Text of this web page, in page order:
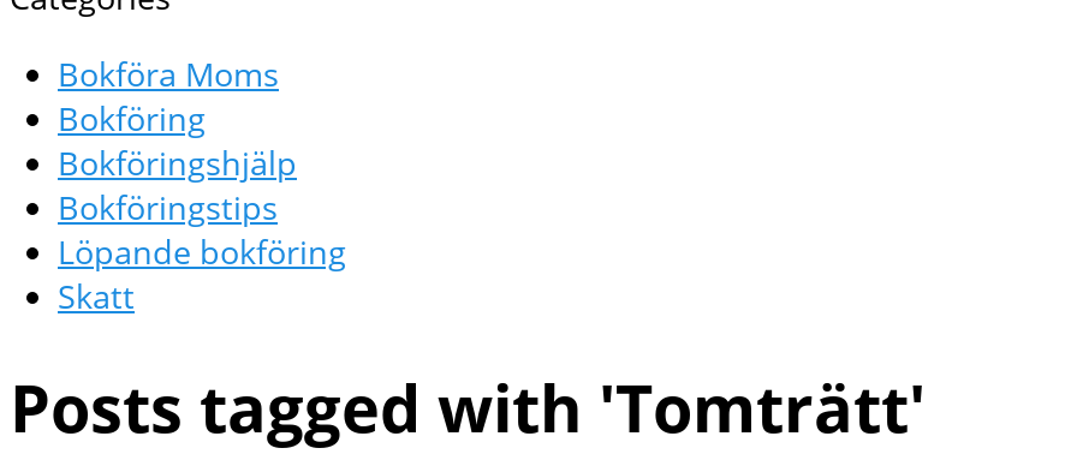
Bokföra Moms
Bokföring
Bokföringshjälp
Bokföringstips
Löpande bokföring
Skatt
Posts tagged with 'Tomträtt'